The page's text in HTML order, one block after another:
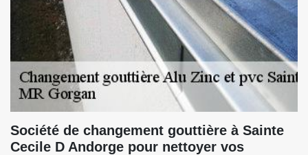
Société de changement gouttière à Sainte
Cecile D Andorge pour nettoyer vos